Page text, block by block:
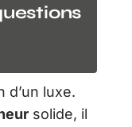
d’un luxe.
solide, il